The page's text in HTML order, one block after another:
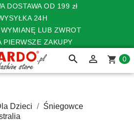
DOSTAWA OD 199 zł
24H
LUB ZWROT
PIERWSZE ZAKUPY
search  shopping_cart 0
Dzieci
Śniegowce